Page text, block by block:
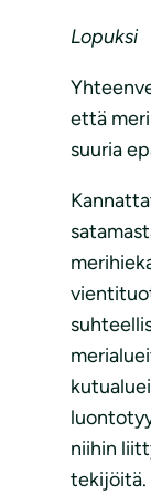
Lopuksi
että
suuria
niihin
tekijöitä.